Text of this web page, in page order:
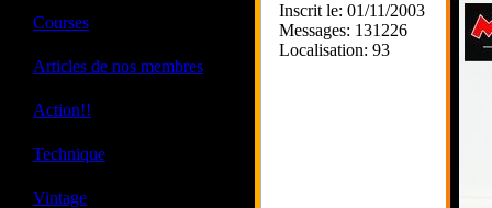
Courses
Articles de nos membres
Action!!
Technique
Vintage
Inscrit le: 01/11/2003
Messages: 131226
Localisation: 93